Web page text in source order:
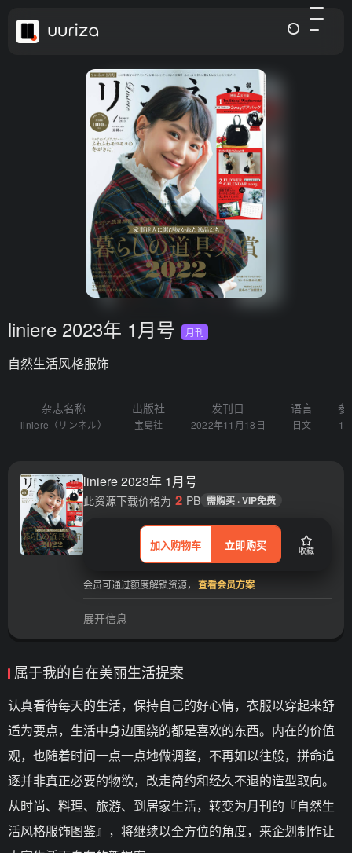
liniere 2023年 1月号 月刊
自然生活风格服饰
杂志名称
liniere（リンネル）
出版社
宝島社
发刊日
2022年11月18日
语言
日文
liniere 2023年 1月号
加入购物车 立即购买 收藏
此资源下载价格为 2 PB 需购买 · VIP免费
会员可通过额度解锁资源， 查看会员方案
展开信息
属于我的自在美丽生活提案
认真看待每天的生活，保持自己的好心情，衣服以穿起来舒
适为要点，生活中身边围绕的都是喜欢的东西。内在的价值
观，也随着时间一点一点地做调整，不再如以往般，拼命追
逐并非真正必要的物欲，改走简约和经久不退的造型取向。
从时尚、料理、旅游、到居家生活，转变为月刊的『自然生
活风格服饰图鉴』，将继续以全方位的角度，来企划制作让